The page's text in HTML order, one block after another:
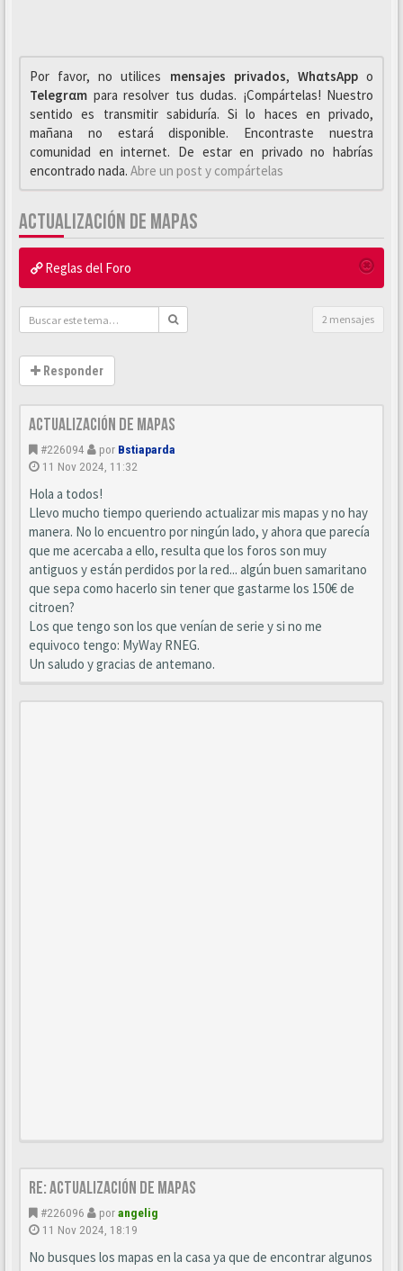
Por favor, no utilices mensajes privados, WhαtsAppo
Telegrαm para resolver tus dudas. ¡Compártelas! Nuestro
sentido es transmitir sabiduría. Si lo haces en privado,
mañana no estará disponible. Encontraste nuestra
comunidad en internet. De estar en privado no habrías
encontrado nada. Abre un post y compártelas
ACTUALIZACIÓN DE MAPAS
Reglas del Foro
2 mensajes
Responder
Actualización de mapas
#226094 por Bstiaparda
11 Nov 2024, 11:32
Hola a todos!
Llevo mucho tiempo queriendo actualizar mis mapas y no hay
manera. No lo encuentro por ningún lado, y ahora que parecía
que me acercaba a ello, resulta que los foros son muy
antiguos y están perdidos por la red... algún buen samaritano
que sepa como hacerlo sin tener que gastarme los 150€ de
citroen?
Los que tengo son los que venían de serie y si no me
equivoco tengo: MyWay RNEG.
Un saludo y gracias de antemano.
Re: Actualización de mapas
#226096 porangelig
11 Nov 2024, 18:19
No busques los mapas en la casa ya que de encontrar algunos